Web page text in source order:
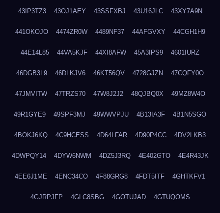
43IP3TZ3 43OJ1AEY 43SSFXBJ 43U16JLC 43XY7A9N
441OKOJO 4474ZR0W 4489NF37 44AFGVXY 44CGH1H9
44E14L85 44VA5KJF 44XI8AFW 45A3IPS9 4601IURZ
46DGB3L9 46DLKJV6 46KT56QV 4728GJZN 47CQFY0O
47JMVITW 47TRZS70 47W8J2J2 48QJBQ0X 49MZ8W4O
49R1GYE9 49SPF3MJ 49WWVPJU 4B13IA3F 4B1N5SGO
4BOKJ6KQ 4C9HCESS 4D64LFAR 4D90P4CC 4DV2LKB3
4DWPQY14 4DYW6NWM 4DZ5J3RQ 4E402GTO 4E4R43JK
4EE6J1ME 4ENC34CO 4F88GRG8 4FDT5ITF 4GHTKFV1
4GJRPJFP 4GLC8SBG 4GOTUJAD 4GTUQOMS